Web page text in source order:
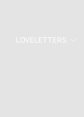
LOVELETTERS